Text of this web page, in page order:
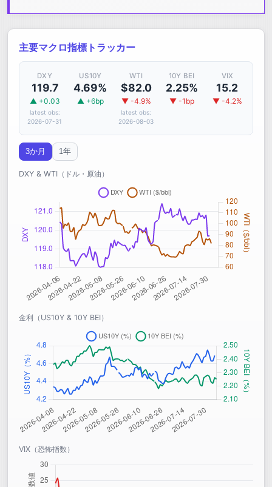
主要マクロ指標トラッカー
DXY
119.7
▲ +0.03
latest obs:
2026-07-31
US10Y
4.69%
▲ +6bp
WTI
$82.0
▼ -4.9%
latest obs:
2026-08-03
10Y BEI
2.25%
▼ -1bp
VIX
15.2
▼ -4.2%
3か月 1年
DXY & WTI（ドル・原油）
金利（US10Y & 10Y BEI）
VIX（恐怖指数）